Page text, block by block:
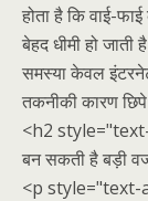
होता है कि वाई-
बेहद धीमी हो
समस्या केवल
तकनीकी कारण
<h2 style="text-
बन सकती है बड़ी
<p style="text-